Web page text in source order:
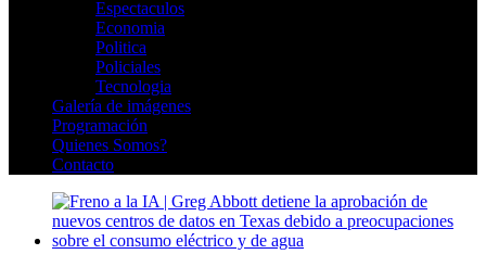
Espectaculos
Economia
Politica
Policiales
Tecnologia
Galería de imágenes
Programación
Quienes Somos?
Contacto